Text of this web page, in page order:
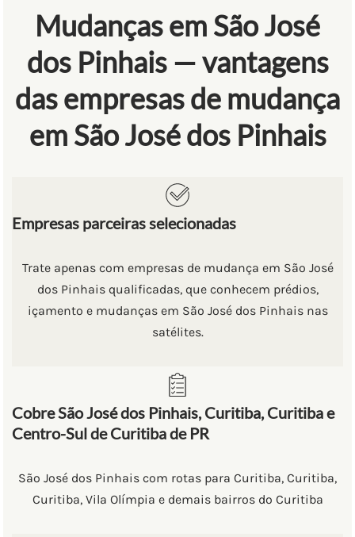
Mudanças em São José
dos Pinhais — vantagens
das empresas de mudança
em São José dos Pinhais
Empresas parceiras selecionadas
Trate apenas com empresas de mudança em São José
dos Pinhais qualificadas, que conhecem prédios,
içamento e mudanças em São José dos Pinhais nas
satélites.
Cobre São José dos Pinhais, Curitiba, Curitiba e
Centro-Sul de Curitiba de PR
São José dos Pinhais com rotas para Curitiba, Curitiba,
Curitiba, Vila Olímpia e demais bairros do Curitiba